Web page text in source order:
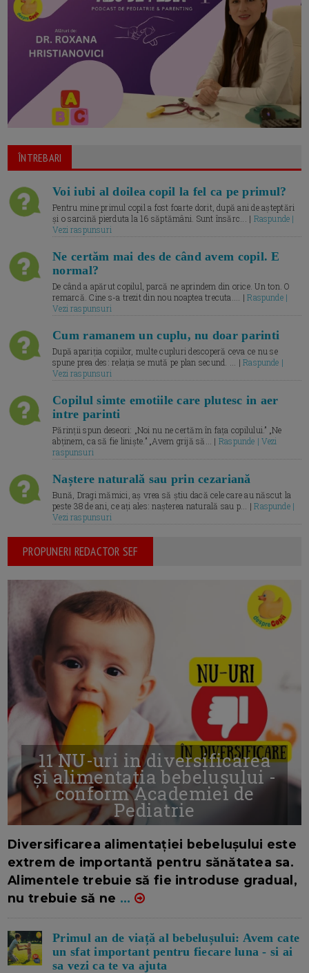
ÎNTREBARI
Voi iubi al doilea copil la fel ca pe primul?
Pentru mine primul copil a fost foarte dorit, după ani de așteptări
și o sarcină pierduta la 16 săptămâni. Sunt însărc... | Raspunde |
Vezi raspunsuri
Ne certăm mai des de când avem copil. E
normal?
De când a apărut copilul, parcă ne aprindem din orice. Un ton. O
remarcă. Cine s-a trezit din nou noaptea trecuta.... |Raspunde |
Vezi raspunsuri
Cum ramanem un cuplu, nu doar parinti
După apariția copiilor, multe cupluri descoperă ceva ce nu se
spune prea des: relația se mută pe plan secund. ... |Raspunde |
Vezi raspunsuri
Copilul simte emotiile care plutesc in aer
intre parinti
Părinții spun deseori: „Noi nu ne certăm în fața copilului.” „Ne
abținem, ca să fie liniște.” „Avem grijă să... | Raspunde | Vezi
raspunsuri
Naștere naturală sau prin cezariană
Bună, Dragi mămici, aș vrea să știu dacă cele care au născut la
peste 38 de ani, ce ați ales: nașterea naturală sau p... |Raspunde |
Vezi raspunsuri
PROPUNERI REDACTOR SEF
11 NU-uri in diversificarea
și alimentația bebelușului -
conform Academiei de
Pediatrie
Diversificarea alimentației bebelușului este
extrem de importantă pentru sănătatea sa.
Alimentele trebuie să fie introduse gradual,
nu trebuie să ne ...
Primul an de viață al bebelușului: Avem cate
un sfat important pentru fiecare luna - si ai
sa vezi ca te va ajuta